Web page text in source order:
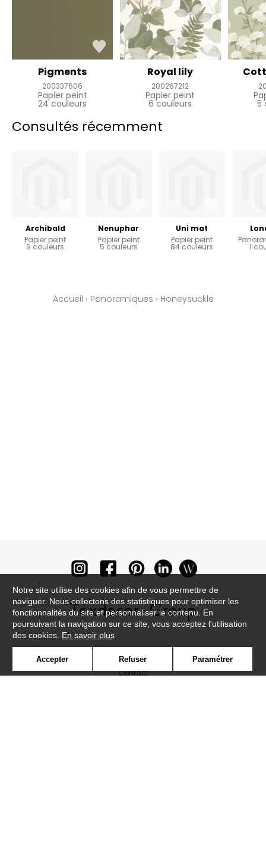
Pigments
200337606
Papier peint
24 couleurs
Royal lily
200267212
Papier peint
6 couleurs 5
Consultés récemment
Archibald
Papier peint
9 couleurs
Nenuphar
Papier peint
5 couleurs
Uni mat
Papier peint
84 couleurs 1
Accueil › Panoramiques › Honeysuckle
Contact
Notre site utilise des cookies afin de vous permettre de
naviguer. Nous collectons des statistiques pour optimiser les
fonctionnalités du site et personnaliser le contenu. En
poursuivant la navigation sur ce site, vous acceptez l'utilisation
des cookies. En savoir plus
Accepter Refuser Paramétrer